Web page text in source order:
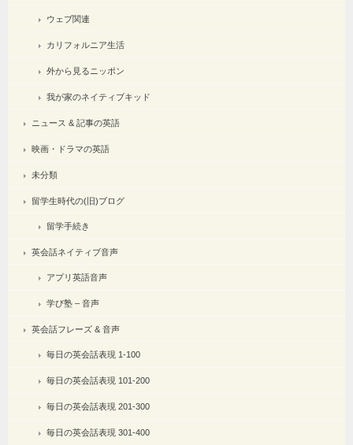
ウェブ関連
カリフォルニア生活
外から見るニッポン
我が家のネイティブキッド
ニュース & 記事の英語
映画・ドラマの英語
未分類
留学生時代の(旧)ブログ
留学手続き
英会話ネイティブ音声
アプリ英語音声
学び塾 – 音声
英会話フレーズ & 音声
毎日の英会話表現 1-100
毎日の英会話表現 101-200
毎日の英会話表現 201-300
毎日の英会話表現 301-400